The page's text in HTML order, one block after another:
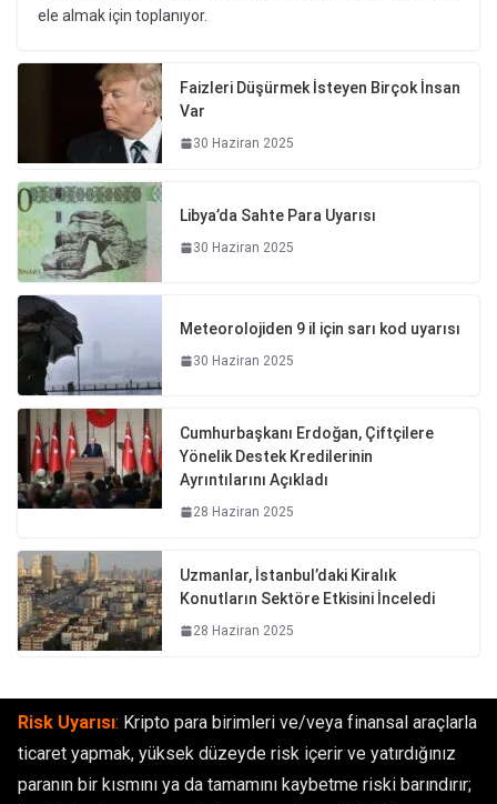
ele almak için toplanıyor.
Faizleri Düşürmek İsteyen Birçok İnsan
Var
30 Haziran 2025
Libya’da Sahte Para Uyarısı
30 Haziran 2025
Meteorolojiden 9 il için sarı kod uyarısı
30 Haziran 2025
Cumhurbaşkanı Erdoğan, Çiftçilere
Yönelik Destek Kredilerinin
Ayrıntılarını Açıkladı
28 Haziran 2025
Uzmanlar, İstanbul’daki Kiralık
Konutların Sektöre Etkisini İnceledi
28 Haziran 2025
Risk Uyarısı: Kripto para birimleri ve/veya finansal araçlarla
ticaret yapmak, yüksek düzeyde risk içerir ve yatırdığınız
paranın bir kısmını ya da tamamını kaybetme riski barındırır;